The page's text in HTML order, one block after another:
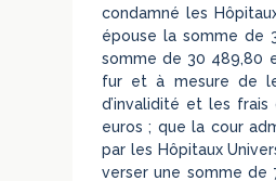
condamné les
épouse la somme de
somme de 30 489,80
fur et à mesure de
d’invalidité et les
euros ; que la cour
par les Hôpitaux
verser une somme de